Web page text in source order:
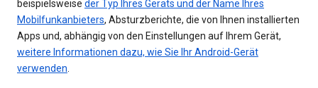
beispielsweise der Typ Ihres Geräts und der Name Ihres
Mobilfunkanbieters, Absturzberichte, die von Ihnen installierten
Apps und, abhängig von den Einstellungen auf Ihrem Gerät,
weitere Informationen dazu, wie Sie Ihr Android-Gerät
verwenden.